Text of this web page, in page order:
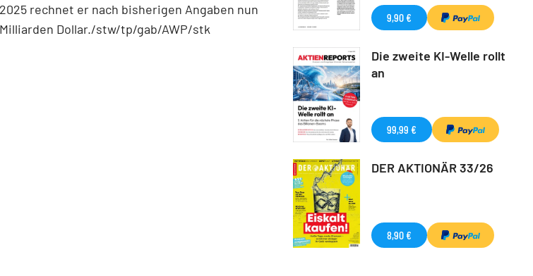
rechnet er nach bisherigen Angaben nun
Dollar./stw/tp/gab/AWP/stk
9,90 €
Die zweite KI-Welle rollt
an
99,99 €
DER AKTIONÄR 33/26
8,90 €